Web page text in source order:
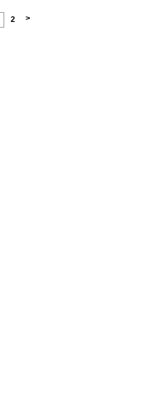
2 >